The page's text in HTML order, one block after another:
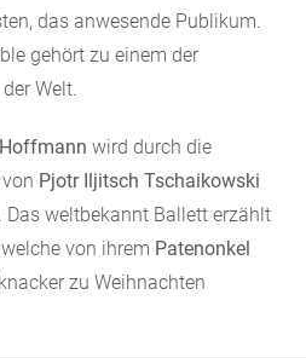
das anwesende Publikum.
gehört zu einem der
Welt.
Hoffmann wird durch die
Pjotr Iljitsch Tschaikowski
Das weltbekannt Ballett erzählt
welche von ihrem Patenonkel
zu Weihnachten